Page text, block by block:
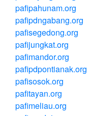
pafipahunam.org
pafipdngabang.org
pafisegedong.org
pafijungkat.org
pafimandor.org
pafipdpontianak.org
pafisosok.org
pafitayan.org
pafimeliau.org